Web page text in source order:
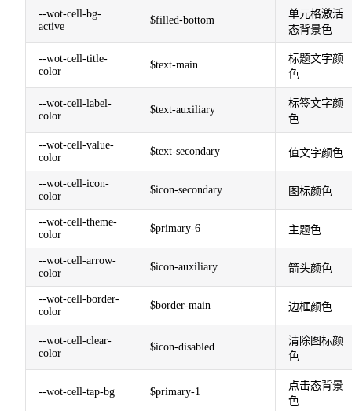
--wot-cell-bg-
active
$filled-bottom
单元格激活
态背景色
--wot-cell-title-
color
$text-main
标题文字颜
色
--wot-cell-label-
color
$text-auxiliary
标签文字颜
色
--wot-cell-value-
color
$text-secondary 值文字颜色
--wot-cell-icon-
color
$icon-secondary 图标颜色
--wot-cell-theme-
color
$primary-6 主题色
--wot-cell-arrow-
color
$icon-auxiliary 箭头颜色
--wot-cell-border-
color
$border-main 边框颜色
--wot-cell-clear-
color
$icon-disabled
清除图标颜
色
--wot-cell-tap-bg $primary-1
点击态背景
色